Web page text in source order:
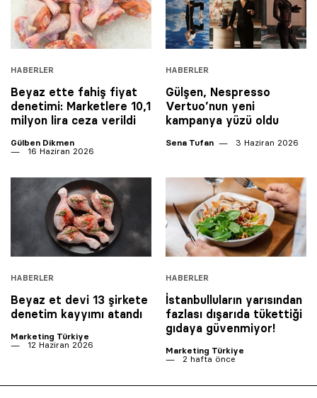
HABERLER
Beyaz ette fahiş fiyat
denetimi: Marketlere 10,1
milyon lira ceza verildi
Gülben Dikmen
16 Haziran 2026
HABERLER
Gülşen, Nespresso
Vertuo’nun yeni
kampanya yüzü oldu
Sena Tufan 3 Haziran 2026
HABERLER
Beyaz et devi 13 şirkete
denetim kayyımı atandı
Marketing Türkiye
12 Haziran 2026
HABERLER
İstanbulluların yarısından
fazlası dışarıda tükettiği
gıdaya güvenmiyor!
Marketing Türkiye
2 hafta önce